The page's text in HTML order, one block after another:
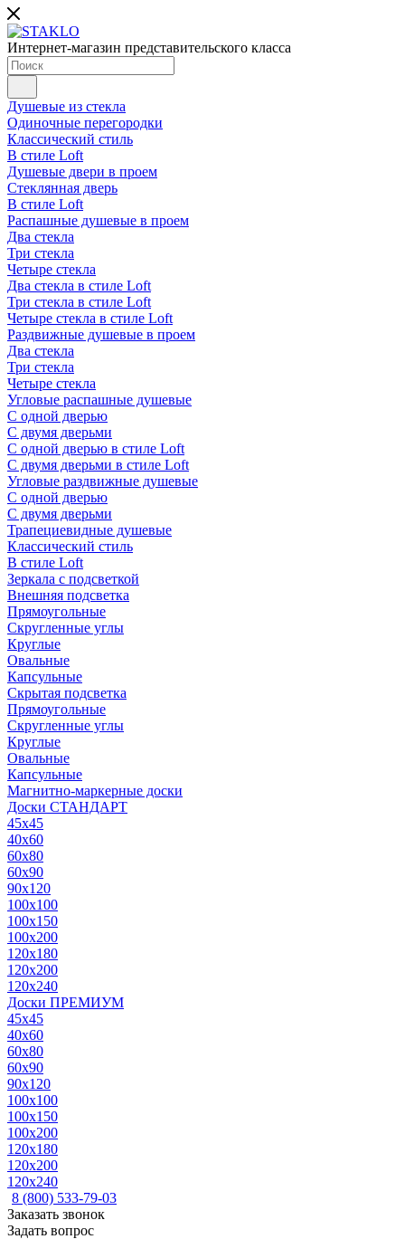
Интернет-магазин представительского класса
Душевые из стекла
Одиночные перегородки
Классический стиль
В стиле Loft
Душевые двери в проем
Стеклянная дверь
В стиле Loft
Распашные душевые в проем
Два стекла
Три стекла
Четыре стекла
Два стекла в стиле Loft
Три стекла в стиле Loft
Четыре стекла в стиле Loft
Раздвижные душевые в проем
Два стекла
Три стекла
Четыре стекла
Угловые распашные душевые
С одной дверью
С двумя дверьми
С одной дверью в стиле Loft
С двумя дверьми в стиле Loft
Угловые раздвижные душевые
С одной дверью
С двумя дверьми
Трапециевидные душевые
Классический стиль
В стиле Loft
Зеркала с подсветкой
Внешняя подсветка
Прямоугольные
Скругленные углы
Круглые
Овальные
Капсульные
Скрытая подсветка
Прямоугольные
Скругленные углы
Круглые
Овальные
Капсульные
Магнитно-маркерные доски
Доски СТАНДАРТ
45x45
40x60
60x80
60x90
90x120
100x100
100x150
100x200
120x180
120x200
120x240
Доски ПРЕМИУМ
45x45
40x60
60x80
60x90
90x120
100x100
100x150
100x200
120x180
120x200
120x240
8 (800) 533-79-03
Заказать звонок
Задать вопрос